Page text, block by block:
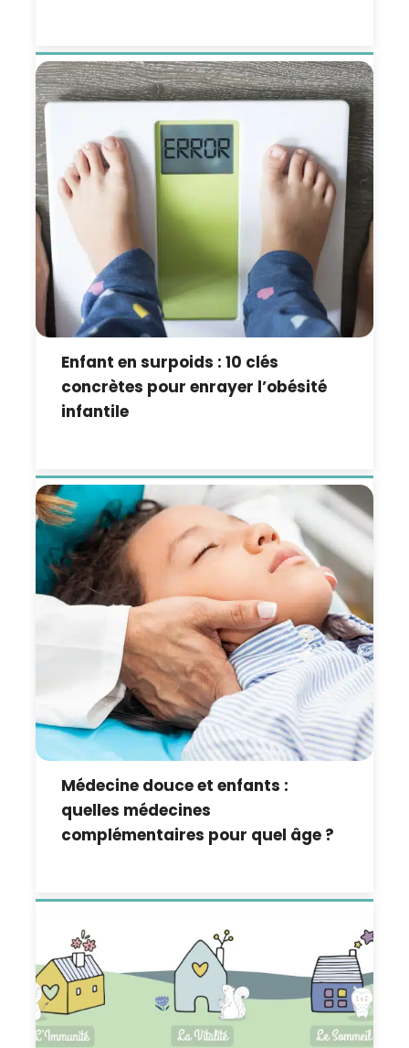
Enfant en surpoids : 10 clés
concrètes pour enrayer l’obésité
infantile
Médecine douce et enfants :
quelles médecines
complémentaires pour quel âge ?